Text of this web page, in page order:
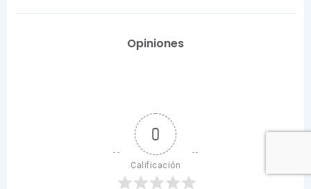
Opiniones
0
Calificación